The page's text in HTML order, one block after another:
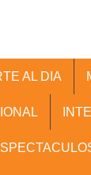
AL DIA